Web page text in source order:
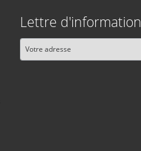
Lettre d'information